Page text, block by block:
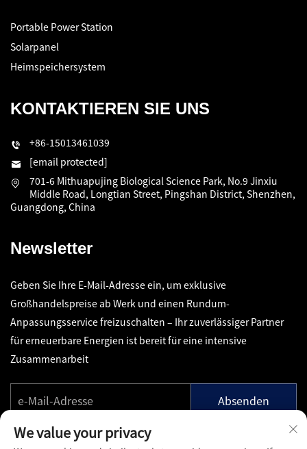
Portable Power Station
Solarpanel
Heimspeichersystem
KONTAKTIEREN SIE UNS
+86-15013461039
[email protected]
701-6 Mithuapujing Biological Science Park, No.9 Jinxiu
Middle Road, Longtian Street, Pingshan District, Shenzhen,
Guangdong, China
Newsletter
Geben Sie Ihre E-Mail-Adresse ein, um exklusive
Großhandelspreise ab Werk und einen Rundum-
Anpassungsservice freizuschalten – Ihr zuverlässiger Partner
für erneuerbare Energien ist bereit für eine intensive
Zusammenarbeit
Absenden
We value your privacy